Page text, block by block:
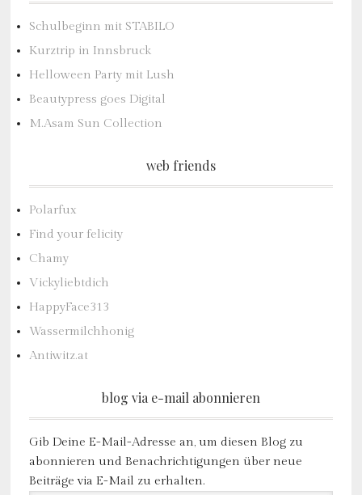
Schulbeginn mit STABILO
Kurztrip in Innsbruck
Helloween Party mit Lush
Beautypress goes Digital
M.Asam Sun Collection
web friends
Polarfux
Find your felicity
Chamy
Vickyliebtdich
HappyFace313
Wassermilchhonig
Antiwitz.at
blog via e-mail abonnieren
Gib Deine E-Mail-Adresse an, um diesen Blog zu
abonnieren und Benachrichtigungen über neue
Beiträge via E-Mail zu erhalten.